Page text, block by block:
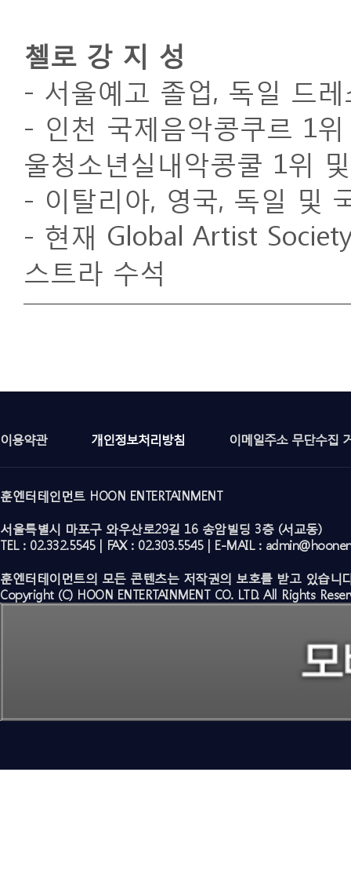
첼로 강 지 성
- 서울예고 졸업, 독일 드
- 인천 국제음악콩쿠르 1
울청소년실내악콩쿨 1위
- 이탈리아, 영국, 독일 및
- 현재 Global Artist
스트라 수석​
이용약관 개인정보처리방침 이메일주소 무단수집
훈엔터테인먼트 HOON ENTERTAINMENT
서울특별시 마포구 와우산로29길 16 송암빌딩 3층 (서교동)
TEL : 02.332.5545 | FAX : 02.303.5545 | E-MAIL :
훈엔터테이먼트의 모든 콘텐츠는 저작권의 보호를 받고 있습니
Copyright (C) HOON ENTERTAINMENT CO. LTD. All Rights